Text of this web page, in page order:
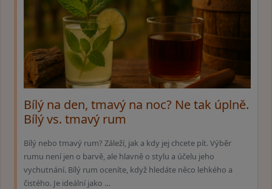
Bílý na den, tmavý na noc? Ne tak úplně.
Bílý vs. tmavý rum
Bílý nebo tmavý rum? Záleží, jak a kdy jej chcete pít. Výběr
rumu není jen o barvě, ale hlavně o stylu a účelu jeho
vychutnání. Bílý rum oceníte, když hledáte něco lehkého a
čistého. Je ideální jako …